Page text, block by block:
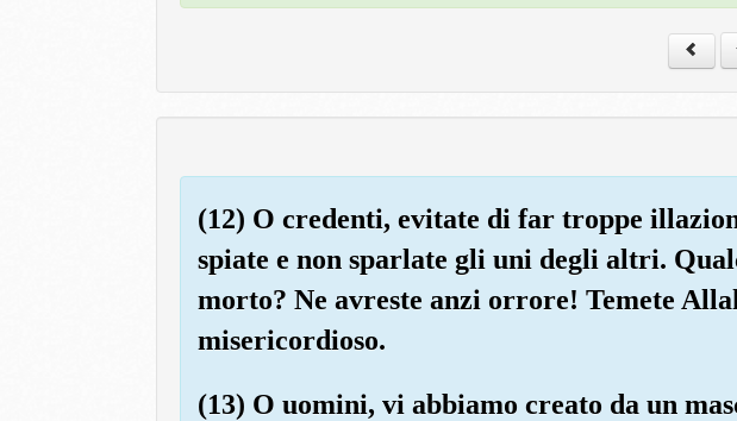
(12) O credenti, evitate di far troppe
spiate e non sparlate gli uni degli altri.
morto? Ne avreste anzi orrore! Temete
misericordioso.
(13) O uomini, vi abbiamo creato da un